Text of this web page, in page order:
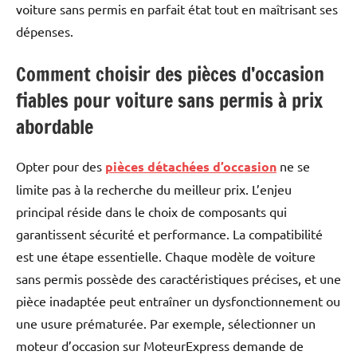
voiture sans permis en parfait état tout en maîtrisant ses
dépenses.
Comment choisir des pièces d’occasion
fiables pour voiture sans permis à prix
abordable
Opter pour des pièces détachées d’occasion ne se
limite pas à la recherche du meilleur prix. L’enjeu
principal réside dans le choix de composants qui
garantissent sécurité et performance. La compatibilité
est une étape essentielle. Chaque modèle de voiture
sans permis possède des caractéristiques précises, et une
pièce inadaptée peut entraîner un dysfonctionnement ou
une usure prématurée. Par exemple, sélectionner un
moteur d’occasion sur MoteurExpress demande de